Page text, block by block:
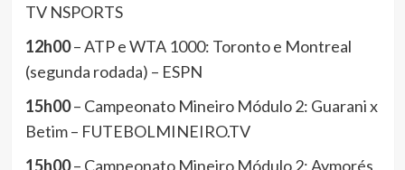
TV NSPORTS
12h00– ATP e WTA 1000: Toronto e Montreal
(segunda rodada) – ESPN
15h00– Campeonato Mineiro Módulo 2: Guarani x
Betim – FUTEBOLMINEIRO.TV
15h00– Campeonato Mineiro Módulo 2: Aymorés